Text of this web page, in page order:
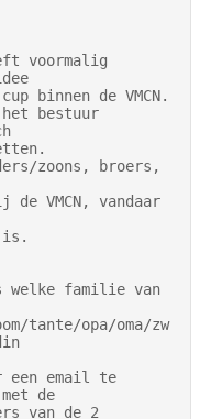
voormalig
binnen de VMCN.
bestuur
zoons, broers,
VMCN, vandaar
is.
familie van
tante/opa/oma/zw
een email te
met de
van de 2